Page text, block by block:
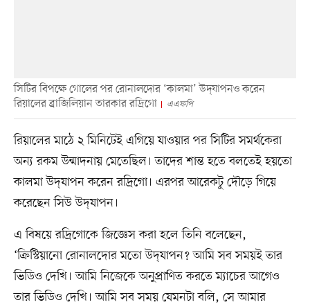
সিটির বিপক্ষে গোলের পর রোনালদোর ‘কালমা’ উদ্‌যাপনও করেন
রিয়ালের ব্রাজিলিয়ান তারকার রদ্রিগো
এএফপি
রিয়ালের মাঠে ২ মিনিটেই এগিয়ে যাওয়ার পর সিটির সমর্থকেরা
অন্য রকম উন্মাদনায় মেতেছিল। তাদের শান্ত হতে বলতেই হয়তো
কালমা উদ্‌যাপন করেন রদ্রিগো। এরপর আরেকটু দৌড়ে গিয়ে
করেছেন সিউ উদ্‌যাপন।
এ বিষয়ে রদ্রিগোকে জিজ্ঞেস করা হলে তিনি বলেছেন,
‘ক্রিস্টিয়ানো রোনালদোর মতো উদ্‌যাপন? আমি সব সময়ই তার
ভিডিও দেখি। আমি নিজেকে অনুপ্রাণিত করতে ম্যাচের আগেও
তার ভিডিও দেখি। আমি সব সময় যেমনটা বলি, সে আমার